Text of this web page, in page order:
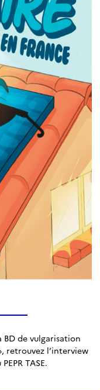
BD de vulgarisation
retrouvez l’interview
TASE.